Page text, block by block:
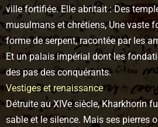
ville fortifiée. Elle abritait : Des
musulmans et chrétiens, Une vaste
forme de serpent, racontée par les
Et un palais impérial dont les
des pas des conquérants.
Vestiges et renaissance
Détruite au XIVe siècle, Kharkhorin
sable et le silence. Mais ses pierres